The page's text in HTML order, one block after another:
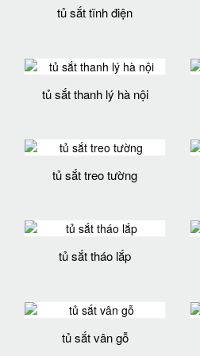
tủ sắt tĩnh điện
tủ sắt thanh lý hà nội
tủ sắt treo tường
tủ sắt tháo lắp
tủ sắt vân gỗ